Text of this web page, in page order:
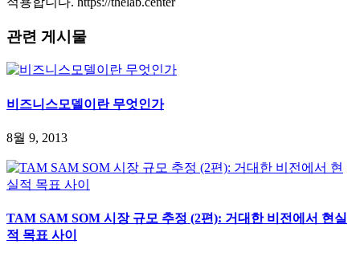
관련 게시물
비즈니스모델이란 무엇인가
8월 9, 2013
TAM SAM SOM 시장 규모 추정 (2편): 거대한 비전에서 현실
적 목표 사이